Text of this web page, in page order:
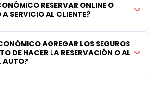
RESERVAR ONLINE O
SERVICIO AL CLIENTE?
AGREGAR LOS SEGUROS
DE HACER LA RESERVACIÓN O AL
AUTO?